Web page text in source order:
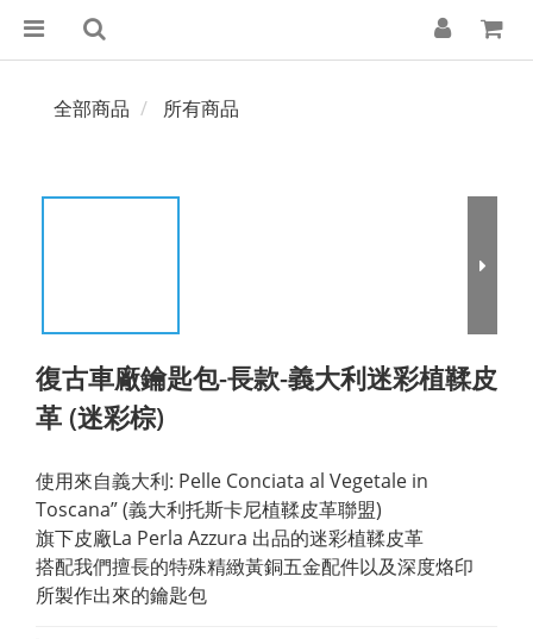
全部商品 所有商品
復古車廠鑰匙包-長款-義大利迷彩植鞣皮
革 (迷彩棕)
使用來自義大利: Pelle Conciata al Vegetale in
Toscana” (義大利托斯卡尼植鞣皮革聯盟)
旗下皮廠La Perla Azzura 出品的迷彩植鞣皮革
搭配我們擅長的特殊精緻黃銅五金配件以及深度烙印
所製作出來的鑰匙包